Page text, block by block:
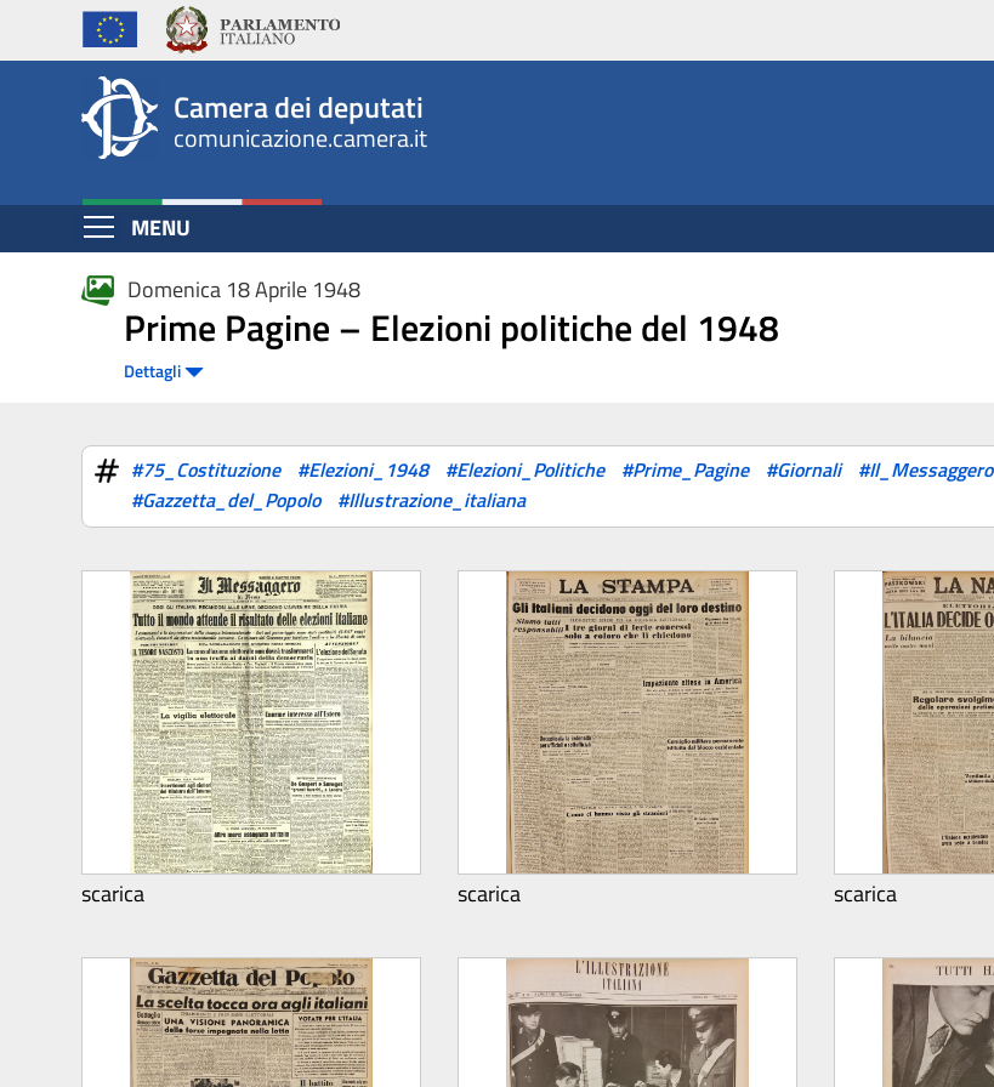
principale
Fotogallery
Camera dei deputati
comunicazione.camera.it
MENU
Espandi
ContenutoDomenica 18 Aprile 1948
Prime Pagine – Elezioni politiche del 1948
Dettagli
#75_Costituzione #Elezioni_1948 #Elezioni_Politiche #Prime_Pagine #Giornali #Il_Messaggero
#Gazzetta_del_Popolo
#Illustrazione_italiana
scarica scarica scarica